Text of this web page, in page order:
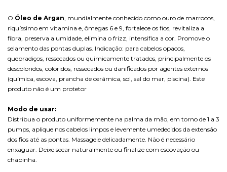
O Óleo de Argan, mundialmente conhecido como ouro de marrocos,
riquíssimo em vitamina e, ômegas 6 e 9, fortalece os fios, revitaliza a
fibra, preserva a umidade, elimina o frizz, intensifica a cor. Promove o
selamento das pontas duplas. Indicação: para cabelos opacos,
quebradiços, ressecados ou quimicamente tratados, principalmente os
descoloridos, coloridos, ressecados ou danificados por agentes externos
(química, escova, prancha de cerâmica, sol, sal do mar, piscina). Este
produto não é um protetor
Modo de usar:
Distribua o produto uniformemente na palma da mão, em torno de 1 a 3
pumps, aplique nos cabelos limpos e levemente umedecidos da extensão
dos fios até as pontas. Massageie delicadamente. Não é necessário
enxaguar. Deixe secar naturalmente ou finalize com escovação ou
chapinha.